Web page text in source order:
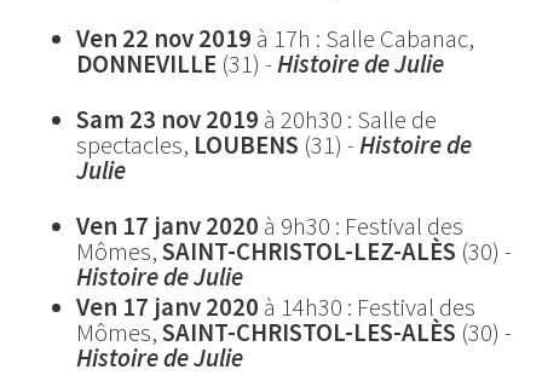
Ven 22 nov2019 à 17h : Salle Cabanac,
DONNEVILLE (31) -Histoire de Julie
Sam 23 nov 2019 à 20h30 : Salle de
spectacles, LOUBENS (31) -Histoire de
Julie
Ven 17 janv 2020 à 9h30 : Festival des
Mômes,SAINT-CHRISTOL-LEZ-ALÈS (30) -
Histoire de Julie
Ven 17 janv 2020 à 14h30 : Festival des
Mômes,SAINT-CHRISTOL-LES-ALÈS (30) -
Histoire de Julie